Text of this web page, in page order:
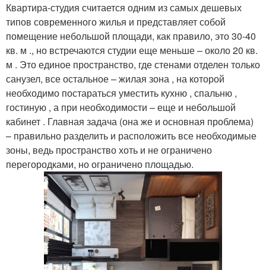
Квартира-студия считается одним из самых дешевых
типов современного жилья и представляет собой
помещение небольшой площади, как правило, это 30-40
кв. м ., но встречаются студии еще меньше – около 20 кв.
м . Это единое пространство, где стенами отделен только
санузел, все остальное – жилая зона , на которой
необходимо постараться уместить кухню , спальню ,
гостиную , а при необходимости – еще и небольшой
кабинет . Главная задача (она же и основная проблема)
– правильно разделить и расположить все необходимые
зоны, ведь пространство хоть и не ограничено
перегородками, но ограничено площадью.